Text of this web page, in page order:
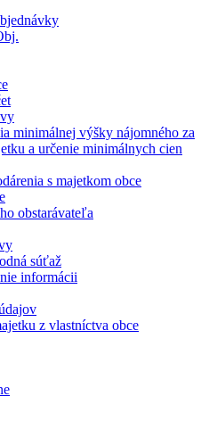
minimálnej výšky nájomného za
a určenie minimálnych cien
s majetkom obce
obstarávateľa
súťaž
informácii
z vlastníctva obce